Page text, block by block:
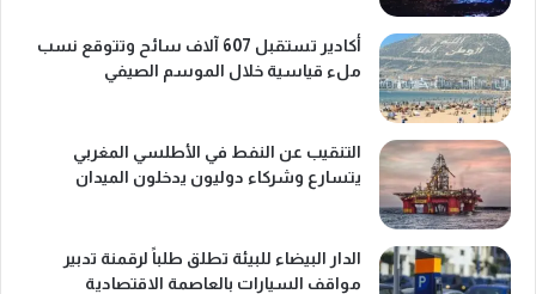
أكادير تستقبل 607 آلاف سائح وتتوقع نسب
ملء قياسية خلال الموسم الصيفي
التنقيب عن النفط في الأطلسي المغربي
يتسارع وشركاء دوليون يدخلون الميدان
الدار البيضاء للبيئة تطلق طلباً لرقمنة تدبير
مواقف السيارات بالعاصمة الاقتصادية